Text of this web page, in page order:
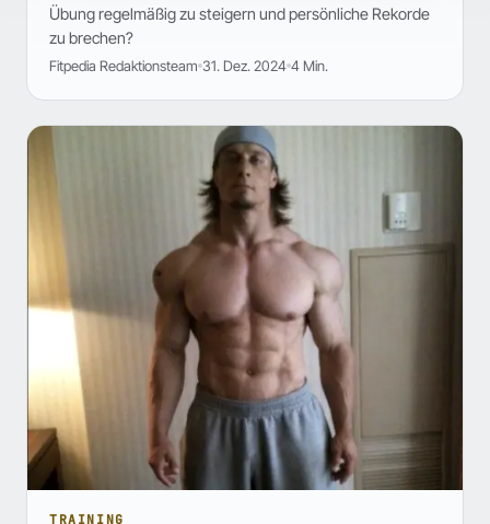
Übung regelmäßig zu steigern und persönliche Rekorde
zu brechen?
Fitpedia Redaktionsteam 31. Dez. 2024 4 Min.
TRAINING